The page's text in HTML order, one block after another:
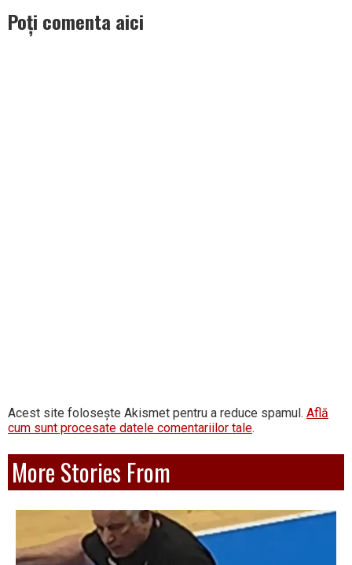
Poți comenta aici
Acest site folosește Akismet pentru a reduce spamul. Află
cum sunt procesate datele comentariilor tale.
More Stories From